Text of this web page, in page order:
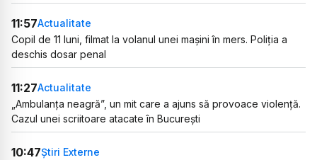
11:57Actualitate
Copil de 11 luni, filmat la volanul unei mașini în mers. Poliția a
deschis dosar penal
11:27Actualitate
„Ambulanța neagră”, un mit care a ajuns să provoace violență.
Cazul unei scriitoare atacate în București
10:47Știri Externe